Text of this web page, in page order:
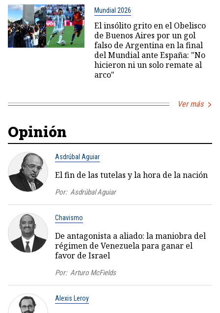
Mundial 2026
El insólito grito en el Obelisco
de Buenos Aires por un gol
falso de Argentina en la final
del Mundial ante España: "No
hicieron ni un solo remate al
arco"
Ver más
Opinión
Asdrúbal Aguiar
El fin de las tutelas y la hora de la nación
Por: Asdrúbal Aguiar
Chavismo
De antagonista a aliado: la maniobra del
régimen de Venezuela para ganar el
favor de Israel
Por: Arturo McFields
Alexis Leroy